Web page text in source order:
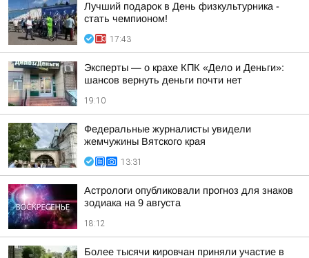
Лучший подарок в День физкультурника -
стать чемпионом!
17:43
Эксперты — о крахе КПК «Дело и Деньги»:
шансов вернуть деньги почти нет
19:10
Федеральные журналисты увидели
жемчужины Вятского края
13:31
Астрологи опубликовали прогноз для знаков
зодиака на 9 августа
18:12
Более тысячи кировчан приняли участие в